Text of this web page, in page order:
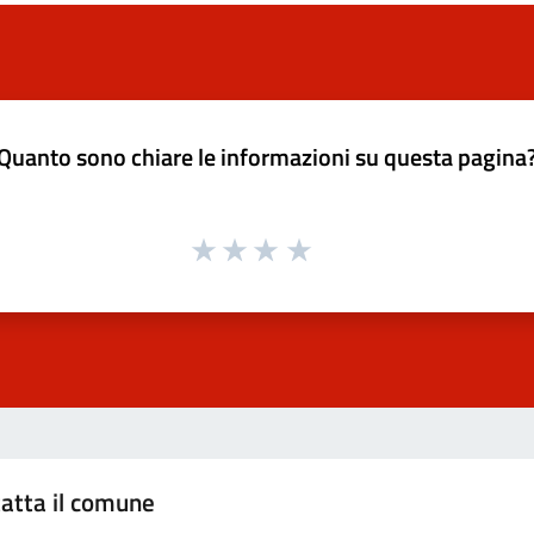
sono chiare le informazioni su questa
il comune